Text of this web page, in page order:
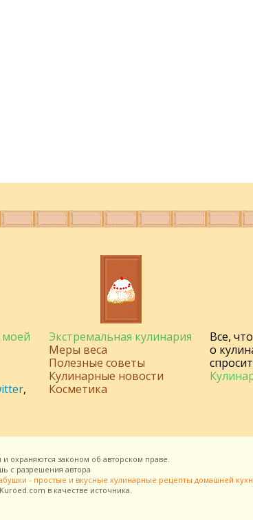
,
Экстремальная кулинария
Меры веса
Полезные советы
Кулинарные новости
Косметика
Все,
о
охраняются законом об авторском праве.
с разрешения автора
- простые и вкусные кулинарные рецепты домашней
Kuroed.com в качестве источника.